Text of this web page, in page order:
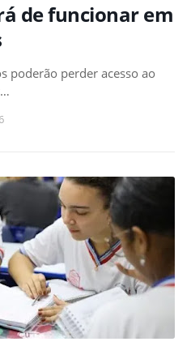
de funcionar em
poderão perder acesso ao